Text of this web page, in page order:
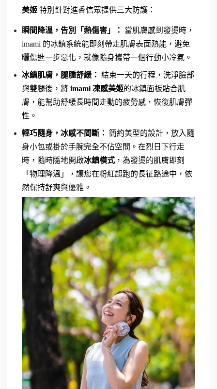
美姬 特別針對進香信眾提供三大防護：
瞬間降溫，告別「熱傷害」：
當肌膚感到發燙時，
imami 的冰鎮系統能即刻帶走肌膚表面熱能，避免
曬傷進一步惡化，就像隨身攜帶一個行動小冷氣。
冰鎮肌膚，腿腫舒緩： 結束一天的行程，洗淨臉部
與雙腿後，將 imami 凍感美姬的冰鎮面板貼合肌
膚，能幫助舒緩長時間走動的疲勞感，恢復肌膚彈
性。
輕巧隨身，冰感不間斷： 簡約美型的設計，放入隨
身小包或掛於手腕完全不佔空間。在烈日下行走
時，隨時隨地開啟冰鎮模式 ，為發燙的肌膚即刻
「物理降溫」，讓您在粉紅超跑的長征路途中，依
然保持舒爽與優雅。